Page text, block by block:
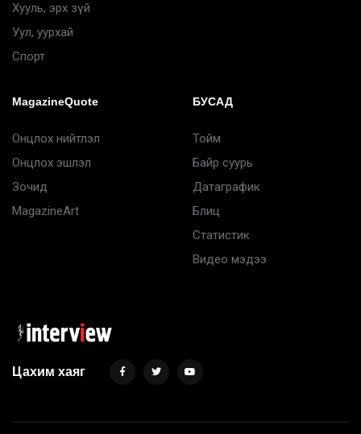
Хууль, эрх зүй
Уул, уурхай
Спорт
MagazineQuote
Онцлох нийтлэл
Онцлох эшлэл
Зочид
MagazineArt
БУСАД
Тойм
Байр суурь
Датаграфик
Блиц
Статистик
Видео мэдээ
Цахим хаяг